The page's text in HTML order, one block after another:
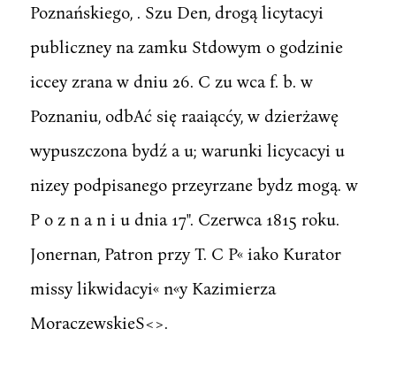
Poznańskiego, . Szu Den, drogą licytacyi
publiczney na zamku Stdowym o godzinie
iccey zrana w dniu 26. C zu wca f. b. w
Poznaniu, odbAć się raaiącćy, w dzierżawę
wypuszczona bydź a u; warunki licycacyi u
nizey podpisanego przeyrzane bydz mogą. w
P o z n a n i u dnia 17". Czerwca 1815 roku.
Jonernan, Patron przy T. C P« iako Kurator
missy likwidacyi« n«y Kazimierza
MoraczewskieS<>.